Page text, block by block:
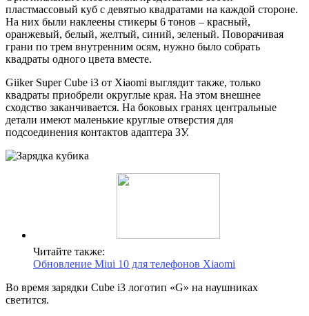
пластмассовый куб с девятью квадратами на каждой стороне.
На них были наклеены стикеры 6 тонов – красный,
оранжевый, белый, желтый, синий, зеленый. Поворачивая
грани по трем внутренним осям, нужно было собрать
квадраты одного цвета вместе.
Giiker Super Cube i3 от Xiaomi выглядит также, только
квадраты приобрели округлые края. На этом внешнее
сходство заканчивается. На боковых гранях центральные
детали имеют маленькие круглые отверстия для
подсоединения контактов адаптера ЗУ.
Читайте также:
Обновление Miui 10 для телефонов Xiaomi
Во время зарядки Cube i3 логотип «G» на наушниках
светится.